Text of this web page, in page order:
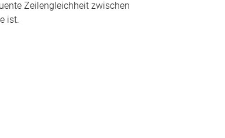
Zeilengleichheit zwischen
ist.